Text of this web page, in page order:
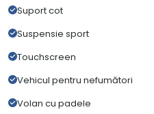
Suport cot
Suspensie sport
Touchscreen
Vehicul pentru nefumători
Volan cu padele